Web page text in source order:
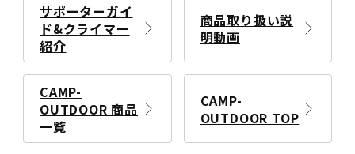
サポーターガイ
ド&クライマー
紹介
商品取り扱い説
明動画
CAMP-
OUTDOOR 商品
一覧
CAMP-
OUTDOOR TOP